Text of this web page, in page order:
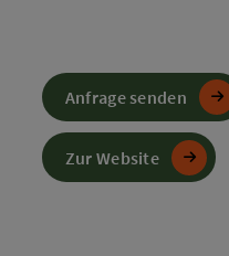
Anfrage senden
Zur Website